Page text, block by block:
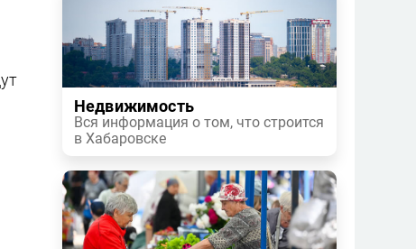
Недвижимость
Вся информация о том, что строится
в Хабаровске